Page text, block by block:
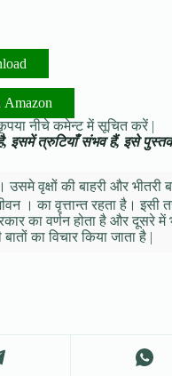
Amazon
नीचे कमेन्ट में सूचित करें |
इसमें त्रुटियाँ संभव हैं, इसे
वृक्षों की बाहरी और भीतरी
। का वृत्तान्त रहता है।
का वर्णन होता है और दूसरे में
का विचार किया जाता है |